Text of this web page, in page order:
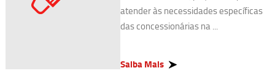
atender às necessidades específicas
das concessionárias na ...
Saiba Mais